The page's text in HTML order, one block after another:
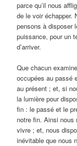
parce qu’il nous
de le voir échapper.
pensons à disposer
puissance, pour un
d’arriver.
Que chacun
occupées au passé
au présent ; et, si
la lumière pour
fin : le passé et le
notre fin. Ainsi
vivre ; et, nous
inévitable que nous